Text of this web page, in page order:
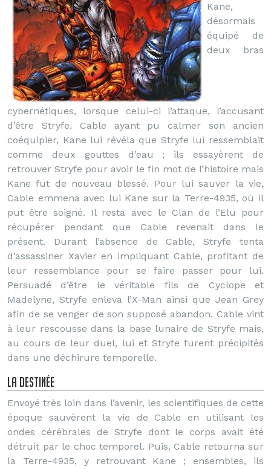
Kane,
désormais
équipé de
deux bras
cybernétiques, lorsque celui-ci l’attaque, l’accusant
d’être Stryfe. Cable ayant pu calmer son ancien
coéquipier, Kane lui révéla que Stryfe lui ressemblait
comme deux gouttes d’eau ; ils essayèrent de
retrouver Stryfe pour avoir le fin mot de l’histoire mais
Kane fut de nouveau blessé. Pour lui sauver la vie,
Cable emmena avec lui Kane sur la Terre-4935, où il
put être soigné. Il resta avec le Clan de l’Elu pour
récupérer pendant que Cable revenait dans le
présent. Durant l’absence de Cable, Stryfe tenta
d’assassiner Xavier en impliquant Cable, profitant de
leur ressemblance pour se faire passer pour lui.
Persuadé d’être le véritable fils de Cyclope et
Madelyne, Stryfe enleva l’X-Man ainsi que Jean Grey
afin de se venger de son supposé abandon. Cable vint
à leur rescousse dans la base lunaire de Stryfe mais,
au cours de leur duel, lui et Stryfe furent précipités
dans une déchirure temporelle.
La destinée
Envoyé très loin dans l’avenir, les scientifiques de cette
époque sauvèrent la vie de Cable en utilisant les
ondes cérébrales de Stryfe dont le corps avait été
détruit par le choc temporel. Puis, Cable retourna sur
la Terre-4935, y retrouvant Kane ; ensembles, ils